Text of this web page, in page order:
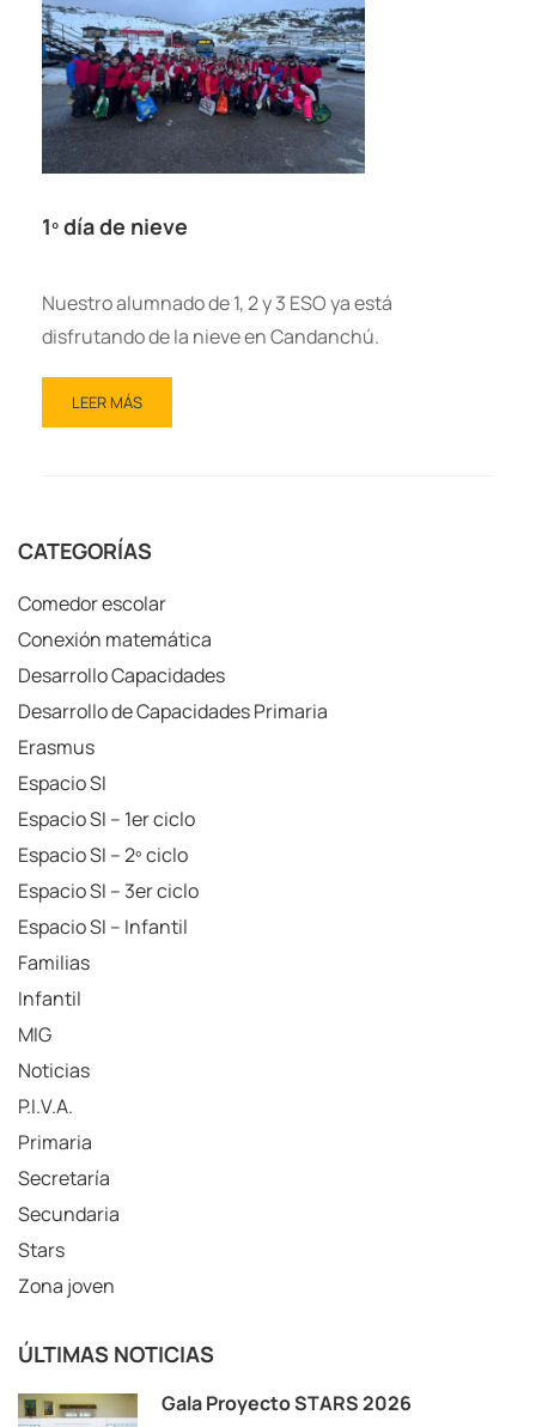
1º día de nieve
Nuestro alumnado de 1, 2 y 3 ESO ya está
disfrutando de la nieve en Candanchú.
LEER MÁS
CATEGORÍAS
Comedor escolar
Conexión matemática
Desarrollo Capacidades
Desarrollo de Capacidades Primaria
Erasmus
Espacio SI
Espacio SI – 1er ciclo
Espacio SI – 2º ciclo
Espacio SI – 3er ciclo
Espacio SI – Infantil
Familias
Infantil
MIG
Noticias
P.I.V.A.
Primaria
Secretaría
Secundaria
Stars
Zona joven
ÚLTIMAS NOTICIAS
Gala Proyecto STARS 2026